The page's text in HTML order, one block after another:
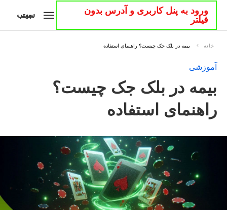
سیب بت
ورود به پنل کاربری و آدرس بدون
فیلتر
خانه بیمه در بلک جک چیست؟ راهنمای استفاده
آموزشی
بیمه در بلک جک چیست؟
راهنمای استفاده